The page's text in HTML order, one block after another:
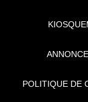
POLITIQUE DE